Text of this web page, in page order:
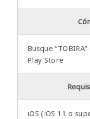
Busque
Play Store
iOS (iOS 11 o